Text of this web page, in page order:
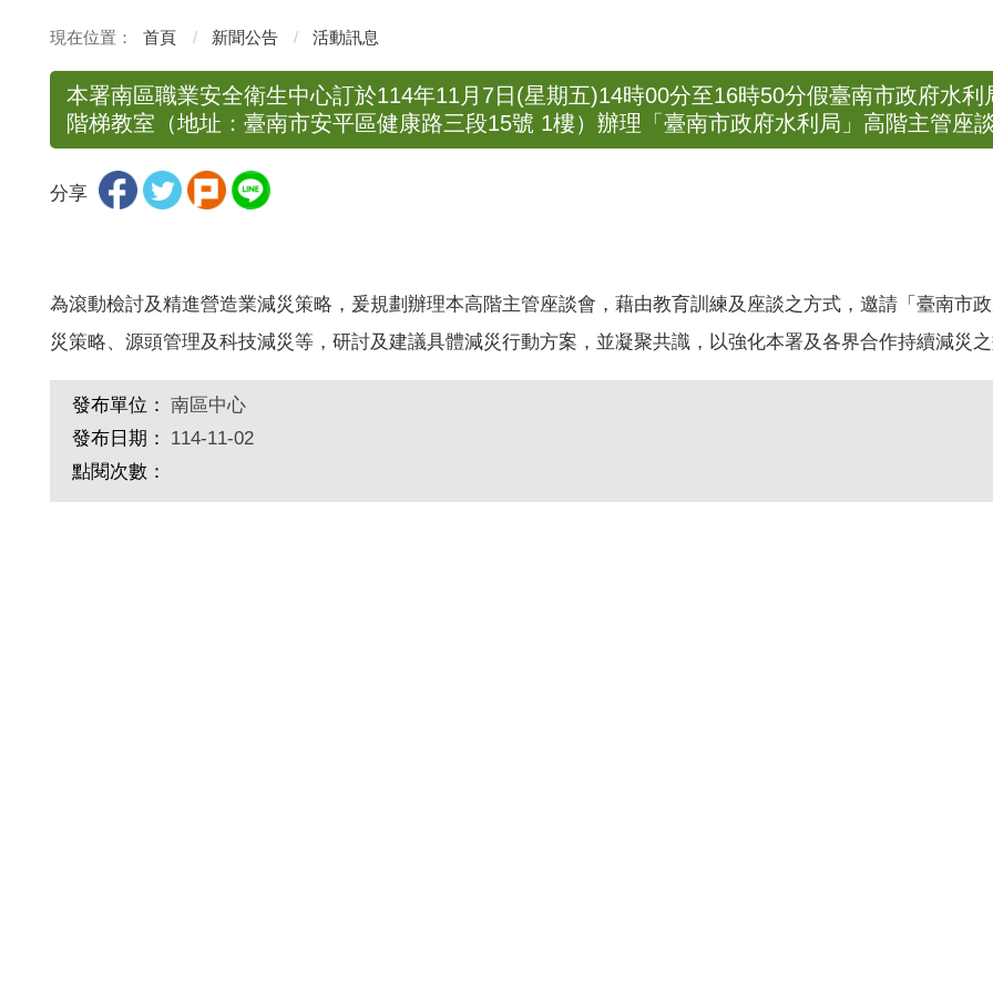
首頁 新聞公告 活動訊息
本署南區職業安全衛生中心訂於114年11月7日(星期五)14時00分至16時50分假臺南市政府水
階梯教室（地址：臺南市安平區健康路三段15號 1樓）辦理「臺南市政府水利局」高階主管座
分享
為滾動檢討及精進營造業減災策略，爰規劃辦理本高階主管座談會，藉由教育訓練及座談之方式，邀請「臺南市
災策略、源頭管理及科技減災等，研討及建議具體減災行動方案，並凝聚共識，以強化本署及各界合作持續減災
發布單位： 南區中心
發布日期：
114-11-02
點閱次數：